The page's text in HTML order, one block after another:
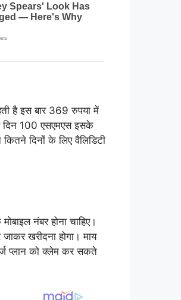
है इस बार 369 रुपया में
दिन 100 एसएमएस इसके
दिनों के लिए वैलिडिटी
नंबर होना चाहिए।
खरीदना होगा। माय
प्लान को क्लेम कर सकते